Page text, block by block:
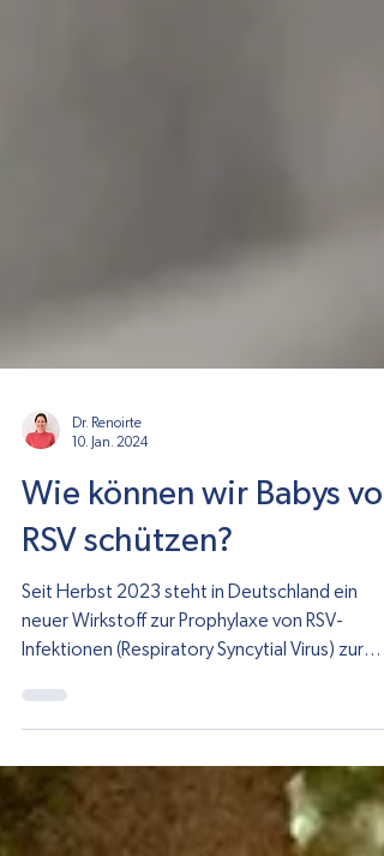
Dr. Renoirte
10. Jan. 2024
Wie können wir Babys vor
RSV schützen?
Seit Herbst 2023 steht in Deutschland ein
Infektionen (Respiratory Syncytial Virus) zur
Verfügung....